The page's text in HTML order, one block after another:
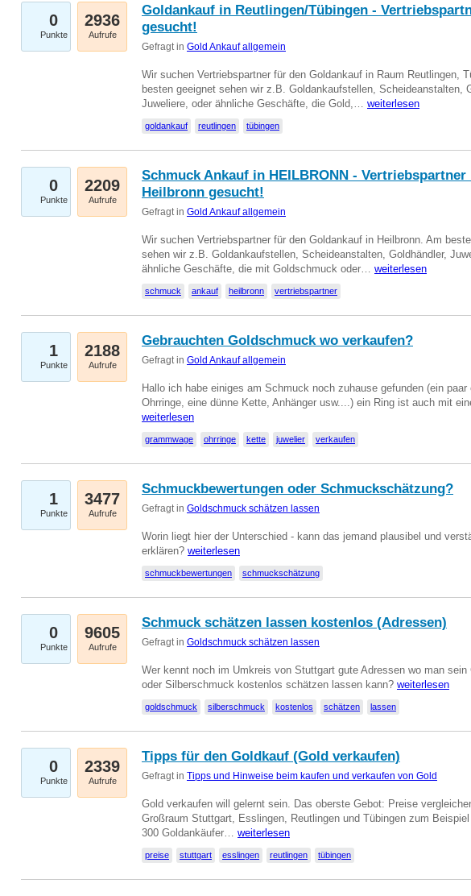
0
Punkte
2936
Aufrufe
Goldankauf in Reutlingen/Tübingen -
gesucht!
Gefragt in Gold Ankauf allgemein
Wir suchen Vertriebspartner für den Goldankauf in Raum Reutlingen,
besten geeignet sehen wir z.B. Goldankaufstellen, Scheideanstalten,
Juweliere, oder ähnliche Geschäfte, die Gold,… weiterlesen
goldankauf reutlingen tübingen
0
Punkte
2209
Aufrufe
Schmuck Ankauf in HEILBRONN - Vertriebspartner
Heilbronn gesucht!
Gefragt in Gold Ankauf allgemein
Wir suchen Vertriebspartner für den Goldankauf in Heilbronn. Am
sehen wir z.B. Goldankaufstellen, Scheideanstalten, Goldhändler,
ähnliche Geschäfte, die mit Goldschmuck oder… weiterlesen
schmuck ankauf heilbronn vertriebspartner
1
Punkte
2188
Aufrufe
Gebrauchten Goldschmuck wo verkaufen?
Gefragt in Gold Ankauf allgemein
Hallo ich habe einiges am Schmuck noch zuhause gefunden (ein paar
Ohrringe, eine dünne Kette, Anhänger usw....) ein Ring ist auch mit
weiterlesen
grammwage ohrringe kette juwelier verkaufen
1
Punkte
3477
Aufrufe
Schmuckbewertungen oder Schmuckschätzung?
Gefragt in Goldschmuck schätzen lassen
Worin liegt hier der Unterschied - kann das jemand plausibel und
erklären? weiterlesen
schmuckbewertungen schmuckschätzung
0
Punkte
9605
Aufrufe
Schmuck schätzen lassen kostenlos (Adressen)
Gefragt in Goldschmuck schätzen lassen
Wer kennt noch im Umkreis von Stuttgart gute Adressen wo man sein
oder Silberschmuck kostenlos schätzen lassen kann? weiterlesen
goldschmuck silberschmuck kostenlos schätzen lassen
0
Punkte
2339
Aufrufe
Tipps für den Goldkauf (Gold verkaufen)
Gefragt in Tipps und Hinweise beim kaufen und verkaufen von Gold
Gold verkaufen will gelernt sein. Das oberste Gebot: Preise
Großraum Stuttgart, Esslingen, Reutlingen und Tübingen zum
300 Goldankäufer… weiterlesen
preise stuttgart esslingen reutlingen tübingen